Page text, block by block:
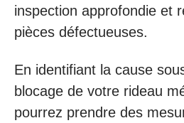
inspection approfondie et
pièces défectueuses.
En identifiant la cause
blocage de votre rideau
pourrez prendre des